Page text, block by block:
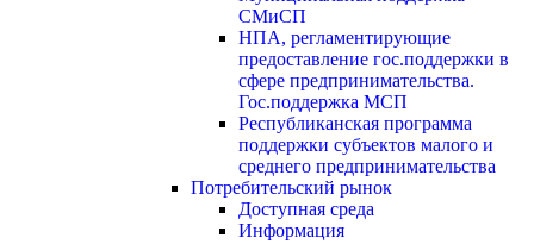
СМиСП
НПА, регламентирующие
предоставление гос.поддержки в
сфере предпринимательства.
Гос.поддержка МСП
Республиканская программа
поддержки субъектов малого и
среднего предпринимательства
Потребительский рынок
Доступная среда
Информация